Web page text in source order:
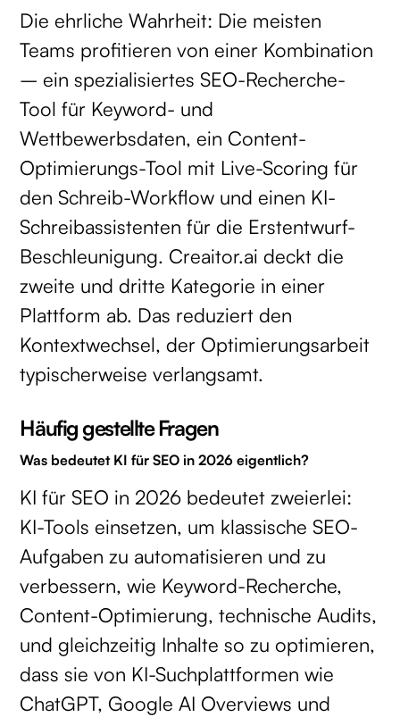
Die ehrliche Wahrheit: Die meisten
Teams profitieren von einer Kombination
– ein spezialisiertes SEO-Recherche-
Tool für Keyword- und
Wettbewerbsdaten, ein Content-
Optimierungs-Tool mit Live-Scoring für
den Schreib-Workflow und einen KI-
Schreibassistenten für die Erstentwurf-
Beschleunigung. Creaitor.ai deckt die
zweite und dritte Kategorie in einer
Plattform ab. Das reduziert den
Kontextwechsel, der Optimierungsarbeit
typischerweise verlangsamt.
Häufig gestellte Fragen
Was bedeutet KI für SEO in 2026 eigentlich?
KI für SEO in 2026 bedeutet zweierlei:
KI-Tools einsetzen, um klassische SEO-
Aufgaben zu automatisieren und zu
verbessern, wie Keyword-Recherche,
Content-Optimierung, technische Audits,
und gleichzeitig Inhalte so zu optimieren,
dass sie von KI-Suchplattformen wie
ChatGPT, Google AI Overviews und